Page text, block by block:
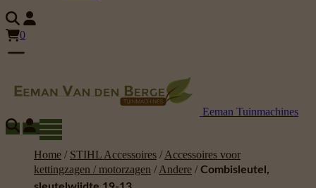
0
Eeman Tuinmachines
Home / STIHL Accessoires / Accessoires voor
kettingzagen / motorzagen / Andere / Combisleutel,